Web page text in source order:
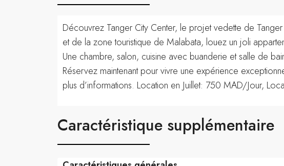
Découvrez Tanger City Center, le projet vedette de
et de la zone touristique de Malabata, louez un joli
Une chambre, salon, cuisine avec buanderie et salle de
Réservez maintenant pour vivre une expérience
plus d’informations. Location en Juillet: 750 MAD/Jour,
Caractéristique supplémentaire